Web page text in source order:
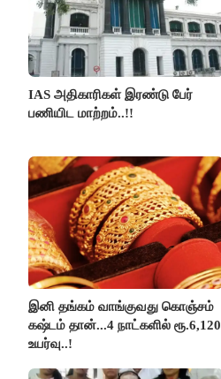
IAS அதிகாரிகள் இரண்டு பேர்
பணியிட மாற்றம்..!!
இனி தங்கம் வாங்குவது கொஞ்சம்
கஷ்டம் தான்...4 நாட்களில் ரூ.6,120
உயர்வு..!